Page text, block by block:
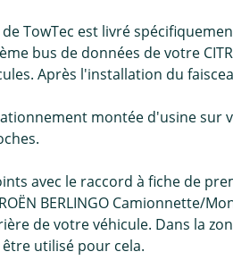
TowTec est livré
bus de données de votre
Après l'installation du
montée d'usine sur
avec le raccord à fiche de
BERLINGO Camionnette/
de votre véhicule. Dans la
utilisé pour cela.